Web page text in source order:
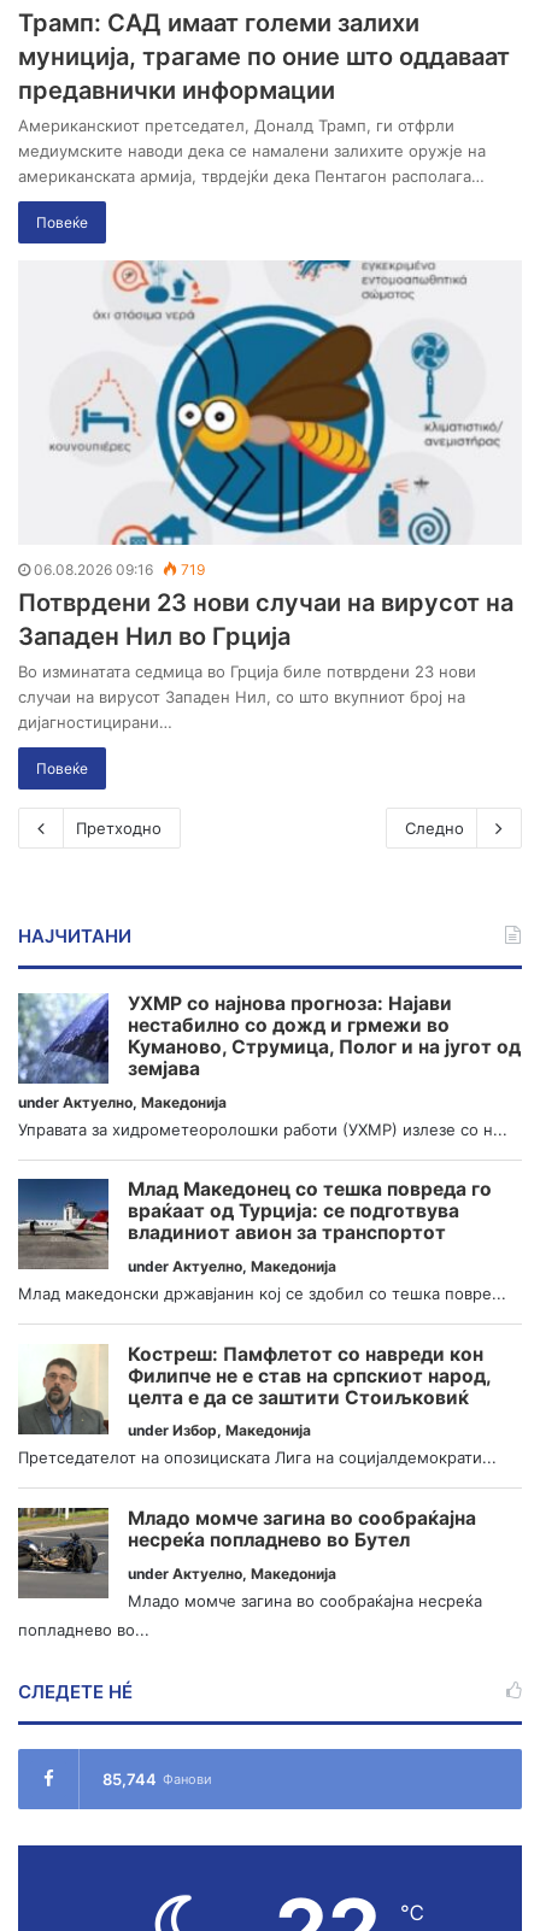
Трамп: САД имаат големи залихи
муниција, трагаме по оние што оддаваат
предавнички информации
Американскиот претседател, Доналд Трамп, ги отфрли
медиумските наводи дека се намалени залихите оружје на
американската армија, тврдејќи дека Пентагон располага…
Повеќе
06.08.2026 09:16 719
Потврдени 23 нови случаи на вирусот на
Западен Нил во Грција
Во изминатата седмица во Грција биле потврдени 23 нови
случаи на вирусот Западен Нил, со што вкупниот број на
дијагностицирани…
Повеќе
Претходно Следно
НАЈЧИТАНИ
УХМР со најнова прогноза: Најави
нестабилно со дожд и грмежи во
Куманово, Струмица, Полог и на југот од
земјава
under Актуелно, Македонија
Управата за хидрометеоролошки работи (УХМР) излезе со н...
Млад Македонец со тешка повреда го
враќаат од Турција: се подготвува
владиниот авион за транспортот
under Актуелно, Македонија
Млад македонски државјанин кој се здобил со тешка повре...
Костреш: Памфлетот со навреди кон
Филипче не е став на српскиот народ,
целта е да се заштити Стоиљковиќ
under Избор, Македонија
Претседателот на опозициската Лига на социјалдемократи...
Младо момче загина во сообраќајна
несреќа попладнево во Бутел
under Актуелно, Македонија
Младо момче загина во сообраќајна несреќа
попладнево во...
СЛЕДЕТЕ НÉ
85,744 Фанови
℃